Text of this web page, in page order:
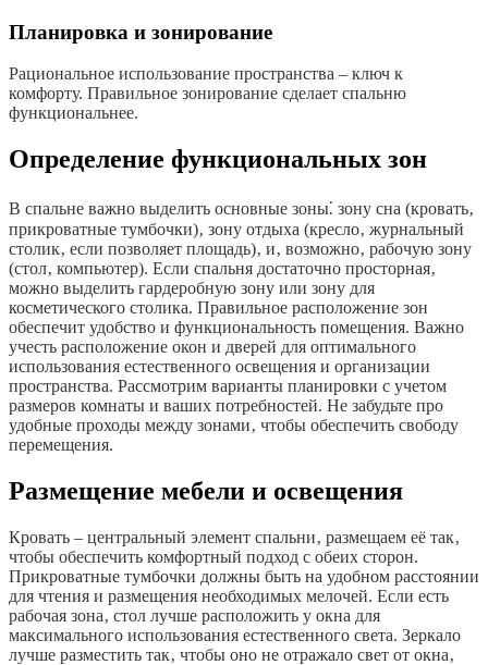
Планировка и зонирование
Рациональное использование пространства – ключ к
комфорту. Правильное зонирование сделает спальню
функциональнее.
Определение функциональных зон
В спальне важно выделить основные зоны⁚ зону сна (кровать‚
прикроватные тумбочки)‚ зону отдыха (кресло‚ журнальный
столик‚ если позволяет площадь)‚ и‚ возможно‚ рабочую зону
(стол‚ компьютер). Если спальня достаточно просторная‚
можно выделить гардеробную зону или зону для
косметического столика. Правильное расположение зон
обеспечит удобство и функциональность помещения. Важно
учесть расположение окон и дверей для оптимального
использования естественного освещения и организации
пространства. Рассмотрим варианты планировки с учетом
размеров комнаты и ваших потребностей. Не забудьте про
удобные проходы между зонами‚ чтобы обеспечить свободу
перемещения.
Размещение мебели и освещения
Кровать – центральный элемент спальни‚ размещаем её так‚
чтобы обеспечить комфортный подход с обеих сторон.
Прикроватные тумбочки должны быть на удобном расстоянии
для чтения и размещения необходимых мелочей. Если есть
рабочая зона‚ стол лучше расположить у окна для
максимального использования естественного света. Зеркало
лучше разместить так‚ чтобы оно не отражало свет от окна‚